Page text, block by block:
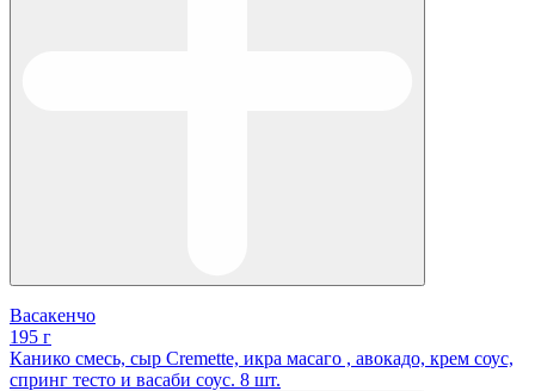
Васакенчо
195 г
Канико смесь, сыр Cremette, икра масаго , авокадо, крем соус,
спринг тесто и васаби соус. 8 шт.